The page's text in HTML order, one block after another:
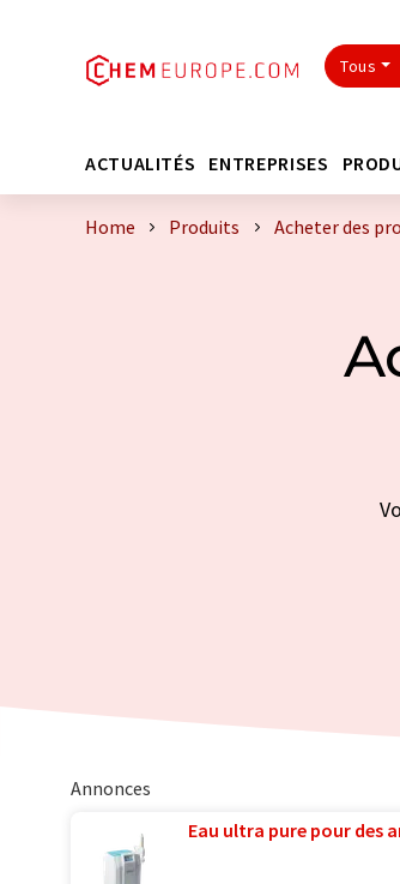
Tous
ACTUALITÉS ENTREPRISES
Home Produits Acheter des
Annonces
Eau ultra pure pour des